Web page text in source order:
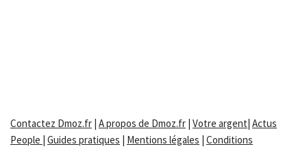
Contactez Dmoz.fr | A propos de Dmoz.fr | Votre argent| Actus
People | Guides pratiques | Mentions légales | Conditions